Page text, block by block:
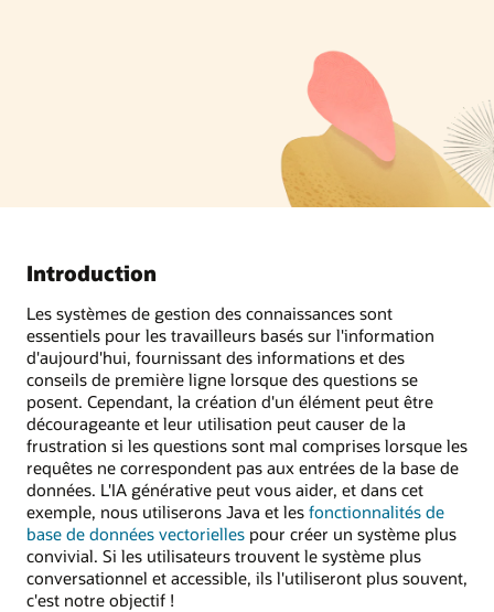
Introduction
Les systèmes de gestion des connaissances sont
essentiels pour les travailleurs basés sur l'information
d'aujourd'hui, fournissant des informations et des
conseils de première ligne lorsque des questions se
posent. Cependant, la création d'un élément peut être
décourageante et leur utilisation peut causer de la
frustration si les questions sont mal comprises lorsque les
requêtes ne correspondent pas aux entrées de la base de
données. L'IA générative peut vous aider, et dans cet
exemple, nous utiliserons Java et les fonctionnalités de
base de données vectorielles pour créer un système plus
convivial. Si les utilisateurs trouvent le système plus
conversationnel et accessible, ils l'utiliseront plus souvent,
c'est notre objectif !